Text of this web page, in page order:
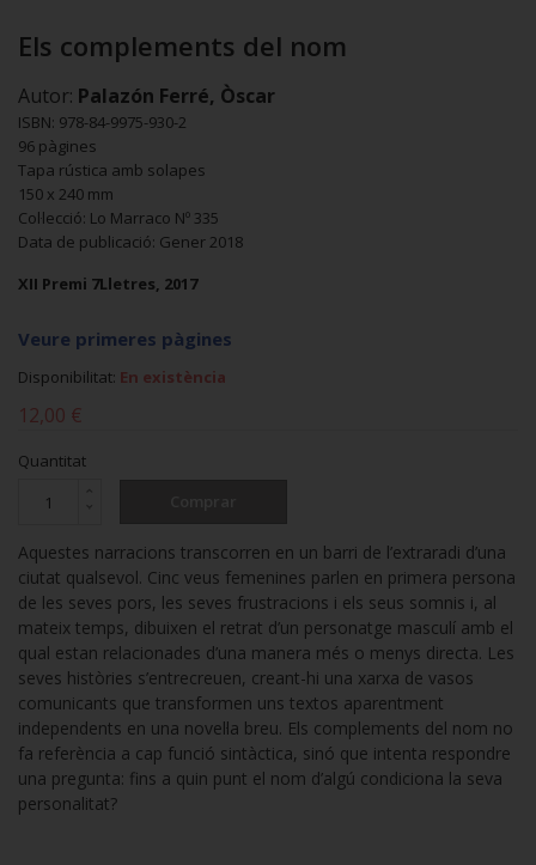
Els complements del nom
Autor: Palazón Ferré, Òscar
ISBN: 978-84-9975-930-2
96 pàgines
Tapa rústica amb solapes
150 x 240 mm
Col·lecció: Lo Marraco Nº 335
Data de publicació: Gener 2018
XII Premi 7Lletres, 2017
Veure primeres pàgines
Disponibilitat: En existència
12,00 €
Quantitat
Aquestes narracions transcorren en un barri de l’extraradi d’una
ciutat qualsevol. Cinc veus femenines parlen en primera persona
de les seves pors, les seves frustracions i els seus somnis i, al
mateix temps, dibuixen el retrat d’un personatge masculí amb el
qual estan relacionades d’una manera més o menys directa. Les
seves històries s’entrecreuen, creant-hi una xarxa de vasos
comunicants que transformen uns textos aparentment
independents en una novel·la breu. Els complements del nom no
fa referència a cap funció sintàctica, sinó que intenta respondre
una pregunta: fins a quin punt el nom d’algú condiciona la seva
personalitat?